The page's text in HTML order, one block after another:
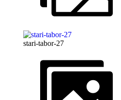
stari-tabor-27